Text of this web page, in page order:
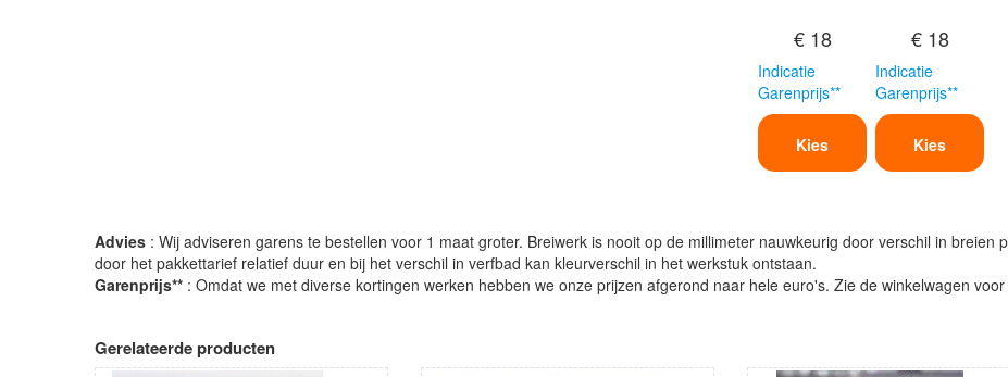
€ 18
Indicatie
Garenprijs**
Kies
€ 18
Indicatie
Garenprijs**
Kies
Advies : Wij adviseren garens te bestellen voor 1 maat groter. Breiwerk is nooit op de millimeter nauwkeurig door verschil in breien
door het pakkettarief relatief duur en bij het verschil in verfbad kan kleurverschil in het werkstuk ontstaan.
Garenprijs** : Omdat we met diverse kortingen werken hebben we onze prijzen afgerond naar hele euro's. Zie de winkelwagen
Gerelateerde producten